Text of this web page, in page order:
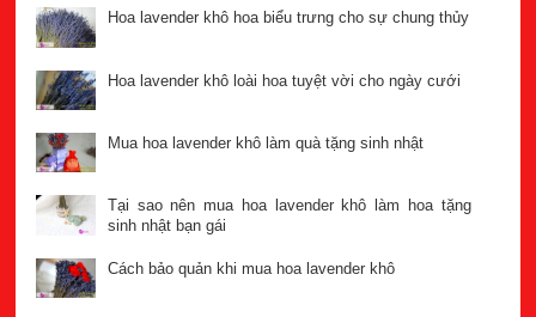
Hoa lavender khô hoa biểu trưng cho sự chung thủy
Hoa lavender khô loài hoa tuyệt vời cho ngày cưới
Mua hoa lavender khô làm quà tặng sinh nhật
Tại sao nên mua hoa lavender khô làm hoa tặng
sinh nhật bạn gái
Cách bảo quản khi mua hoa lavender khô